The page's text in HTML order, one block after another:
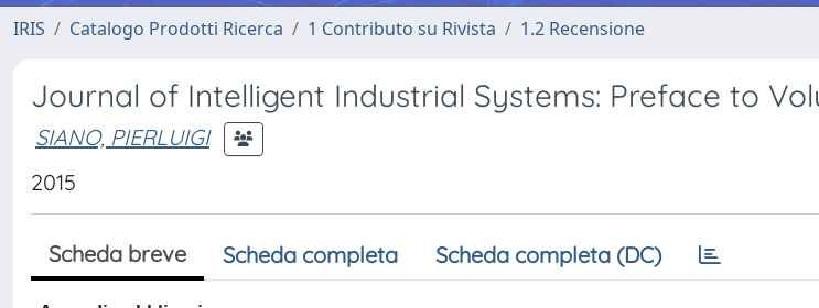
IRIS Catalogo Prodotti Ricerca 1 Contributo su Rivista 1.2 Recensione
Journal of Intelligent Industrial Systems: Preface to
SIANO, PIERLUIGI
2015
Scheda breve Scheda completa Scheda completa (DC)